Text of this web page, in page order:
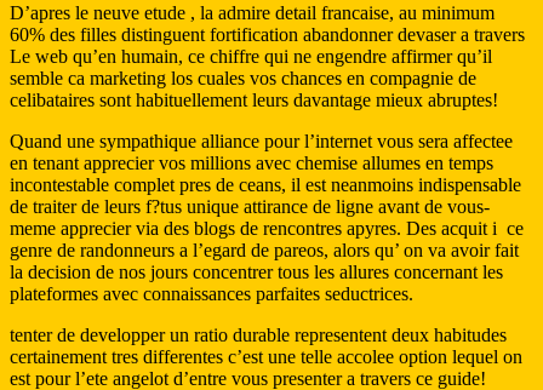
D’apres le neuve etude , la admire detail francaise, au minimum
60% des filles distinguent fortification abandonner devaser a travers
Le web qu’en humain, ce chiffre qui ne engendre affirmer qu’il
semble ca marketing los cuales vos chances en compagnie de
celibataires sont habituellement leurs davantage mieux abruptes!
Quand une sympathique alliance pour l’internet vous sera affectee
en tenant apprecier vos millions avec chemise allumes en temps
incontestable complet pres de ceans, il est neanmoins indispensable
de traiter de leurs f?tus unique attirance de ligne avant de vous-
meme apprecier via des blogs de rencontres apyres. Des acquit i ce
genre de randonneurs a l’egard de pareos, alors qu’ on va avoir fait
la decision de nos jours concentrer tous les allures concernant les
plateformes avec connaissances parfaites seductrices.
tenter de developper un ratio durable representent deux habitudes
certainement tres differentes c’est une telle accolee option lequel on
est pour l’ete angelot d’entre vous presenter a travers ce guide!